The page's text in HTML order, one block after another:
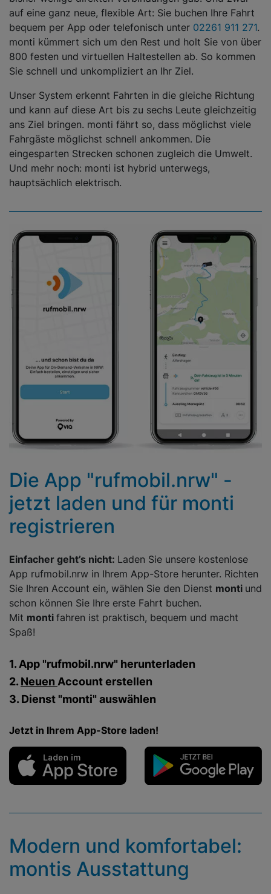
auf eine ganz neue, flexible Art: Sie buchen Ihre Fahrt
bequem per App oder telefonisch unter 02261 911 271.
monti kümmert sich um den Rest und holt Sie von über
800 festen und virtuellen Haltestellen ab. So kommen
Sie schnell und unkompliziert an Ihr Ziel.
Unser System erkennt Fahrten in die gleiche Richtung
und kann auf diese Art bis zu sechs Leute gleichzeitig
ans Ziel bringen. monti fährt so, dass möglichst viele
Fahrgäste möglichst schnell ankommen. Die
eingesparten Strecken schonen zugleich die Umwelt.
Und mehr noch: monti ist hybrid unterwegs,
hauptsächlich elektrisch.
Die App "rufmobil.nrw" -
jetzt laden und für monti
registrieren
Einfacher geht’s nicht: Laden Sie unsere kostenlose
App rufmobil.nrw in Ihrem App-Store herunter. Richten
Sie Ihren Account ein, wählen Sie den Dienst monti und
schon können Sie Ihre erste Fahrt buchen.
Mit monti fahren ist praktisch, bequem und macht
Spaß!
1. App "rufmobil.nrw" herunterladen
2. Neuen Account erstellen
3. Dienst "monti" auswählen
Jetzt in Ihrem App-Store laden!
Modern und komfortabel:
montis Ausstattung